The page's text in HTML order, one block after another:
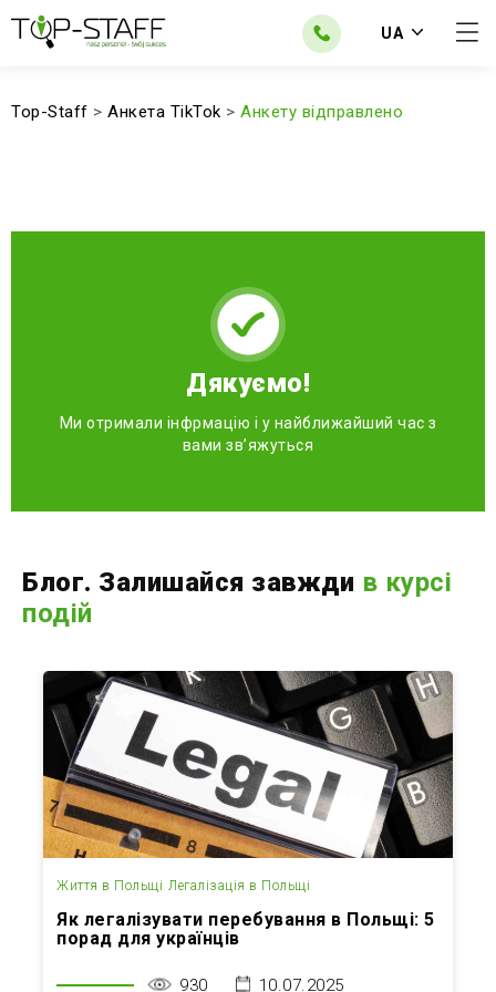
UA
Top-Staff > Анкета TikTok > Анкету відправлено
Дякуємо!
Ми отримали інфрмацію і у найближайший час з
вами зв’яжуться
Блог. Залишайся завжди в курсі
подій
Життя в Польщі Легалізація в Польщі
Як легалізувати перебування в Польщі: 5
порад для українців
930 10.07.2025